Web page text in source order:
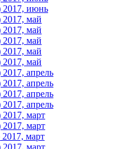
2017, июнь
май
май
май
май
май
апрель
апрель
апрель
апрель
март
март
март
март